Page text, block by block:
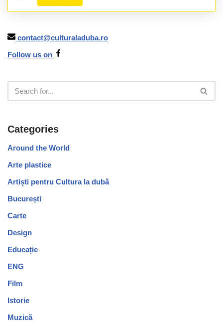
contact@culturaladuba.ro
Follow us on
Categories
Around the World
Arte plastice
Artiști pentru Cultura la dubă
București
Carte
Design
Educație
ENG
Film
Istorie
Muzică